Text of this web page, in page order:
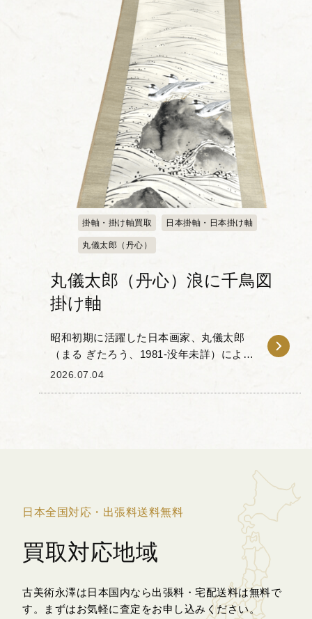
に花鳥画を得...
掛軸・掛け軸買取 日本掛軸・日本掛け軸
丸儀太郎（丹心）
丸儀太郎（丹心）浪に千鳥図
掛け軸
昭和初期に活躍した日本画家、丸儀太郎
（まる ぎたろう、1981-没年未詳）による
千鳥図の掛け軸をお譲りいただきまし
2026.07.04
日本全国対応・出張料送料無料
買取対応地域
古美術永澤は日本国内なら出張料・宅配送料は無料で
す。
まずはお気軽に査定をお申し込みください。